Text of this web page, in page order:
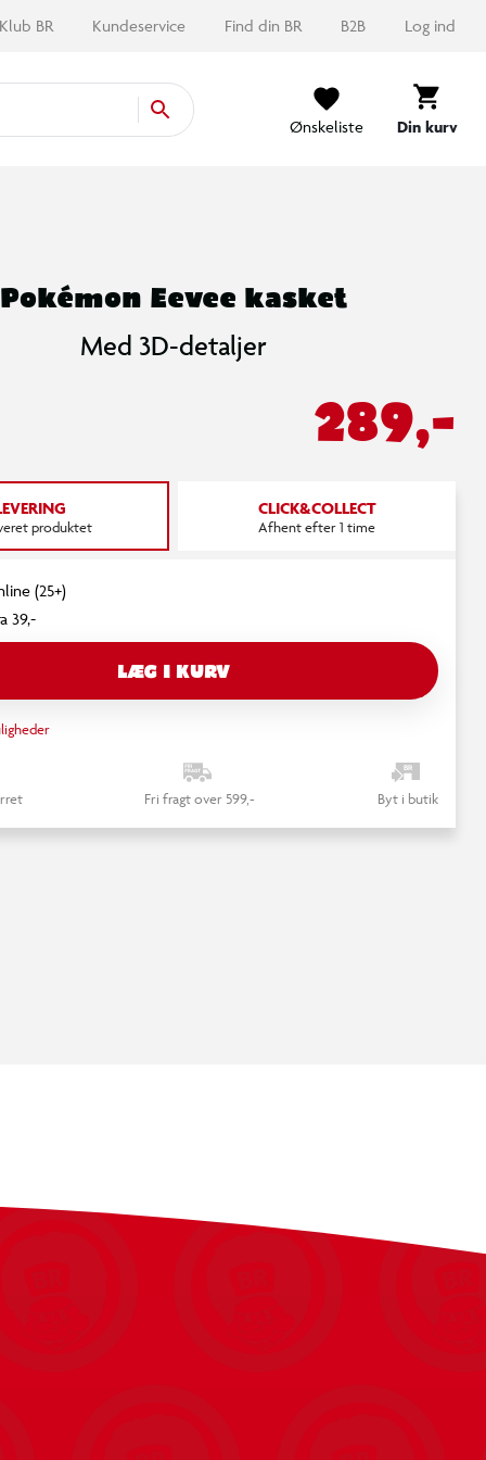
Klub BR Kundeservice Find din BR B2B Log ind
Ønskeliste Din kurv
Pokémon Eevee kasket
Med 3D-detaljer
289,-
produktet
CLICK&COLLECT
Afhent efter 1 time
(25+)
39,-
LÆG I KURV
Fri fragt over 599,- Byt i butik